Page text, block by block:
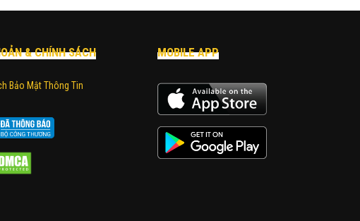
& CHÍNH SÁCH
Bảo Mật Thông Tin
MOBILE APP